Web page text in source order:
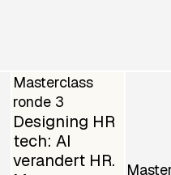
Masterclass
ronde 3
Designing HR
tech: AI
verandert HR.